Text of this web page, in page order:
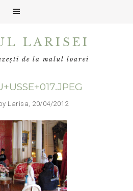
LARISEI
de la malul loarei
20/04/2012